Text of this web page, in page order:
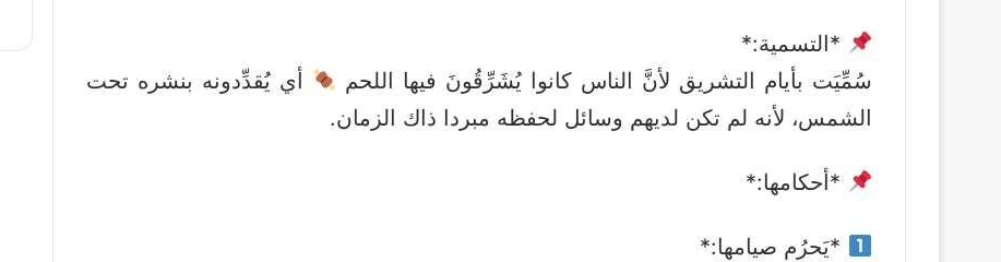
*التسمية:*
سُمِّيَت بأيام التشريق لأنَّ الناس كانوا يُشَرِّقُونَ فيها اللحم
أي يُقدِّدونه بنشره تحت
الشمس، لأنه لم تكن لديهم وسائل لحفظه مبردا ذاك الزمان.
*أحكامها:*
*يَحرُم صيامها:*